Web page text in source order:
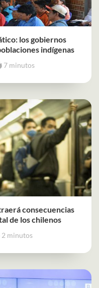
los gobiernos
indígenas
7 minutos
consecuencias
de los chilenos
2 minutos